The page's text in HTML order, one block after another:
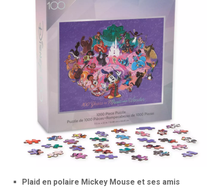
Plaid en polaire Mickey Mouse et ses amis